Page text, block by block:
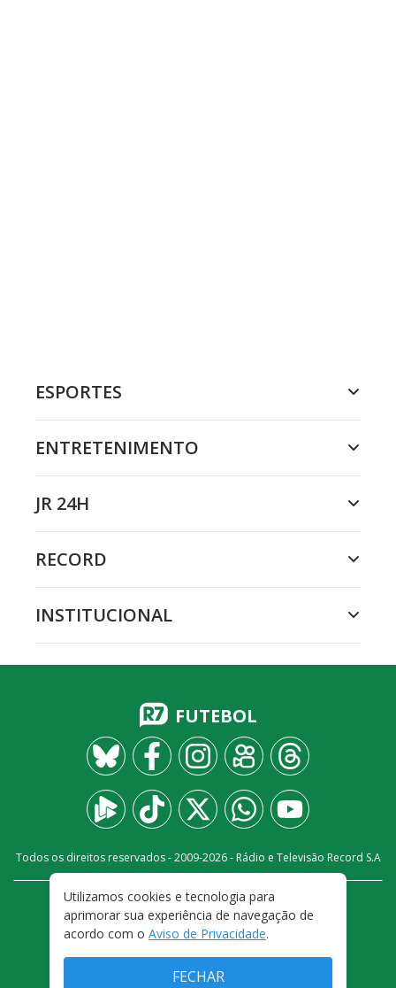
ESPORTES
ENTRETENIMENTO
JR 24H
RECORD
INSTITUCIONAL
FUTEBOL
Todos os direitos reservados - 2009-2026- Rádio e Televisão Record S.A
FALE CONOSCO
PRIVACIDADE
TERMOS E CONDIÇÕES DE USO
Utilizamos cookies e tecnologia para
aprimorar sua experiência de navegação de
acordo com o Aviso de Privacidade.
FECHAR